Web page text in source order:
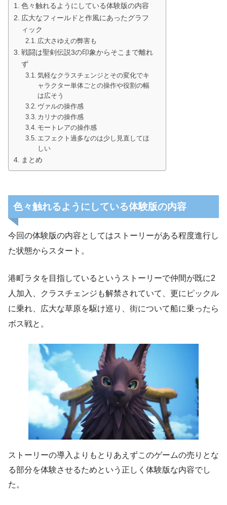
色々触れるようにしている体験版の内容
広大なフィールドと作風にあったグラフ
ィック
広大さゆえの弊害も
戦闘は聖剣伝説3の印象からそこまで離れ
ず
気軽なクラスチェンジとその変化でキ
ャラクター単体ごとの操作や役割の幅
は広そう
ヴァルの操作感
カリナの操作感
モートレアの操作感
エフェクト過多なのは少し見直してほ
しい
まとめ
色々触れるようにしている体験版の内容
今回の体験版の内容としてはストーリーがある程度進行し
た状態からスタート。
港町ラタを目指しているというストーリーで仲間が既に2
人加入、クラスチェンジも解禁されていて、更にピックル
に乗れ、広大な草原を駆け巡り、街について船に乗ったら
ボス戦と。
ストーリーの導入よりもとりあえずこのゲームの売りとな
る部分を体験させるためという正しく体験版な内容でし
た。